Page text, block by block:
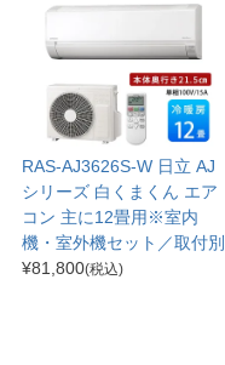
RAS-AJ3626S-W 日立 AJ
シリーズ 白くまくん エア
コン 主に12畳用※室内
機・室外機セット／取付別
¥81,800(税込)